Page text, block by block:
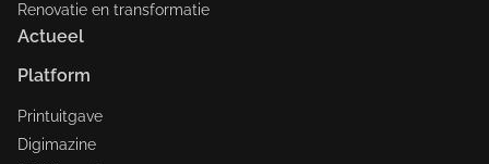
Renovatie en transformatie
Actueel
Platform
Printuitgave
Digimazine